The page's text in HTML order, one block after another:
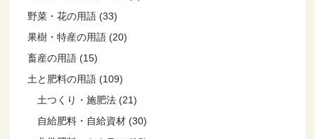
野菜・花の用語 (33)
果樹・特産の用語 (20)
畜産の用語 (15)
土と肥料の用語 (109)
土つくり・施肥法 (21)
自給肥料・自給資材 (30)